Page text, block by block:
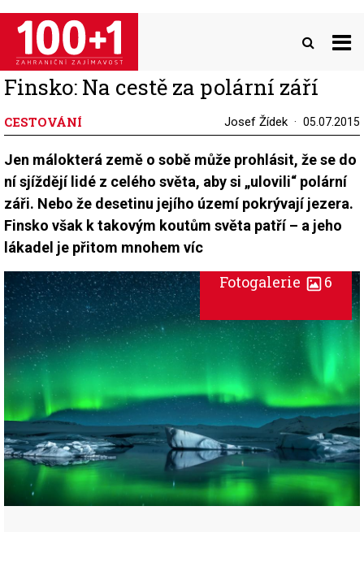
Přejít
hlavnímu
obsahu
Finsko: Na cestě za polární září
CESTOVÁNÍ Josef Žídek 05.07.2015
Jen málokterá země o sobě může prohlásit, že se do
ní sjíždějí lidé z celého světa, aby si „ulovili“ polární
záři. Nebo že desetinu jejího území pokrývají jezera.
Finsko však k takovým koutům světa patří – a jeho
lákadel je přitom mnohem víc
Fotogalerie 6